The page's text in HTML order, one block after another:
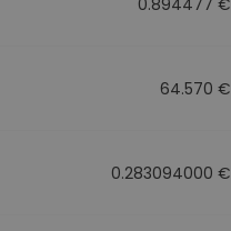
64.570 €
0.283094000 €